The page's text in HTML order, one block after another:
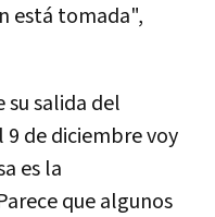
está tomada",
su salida del
9 de diciembre voy
es la
que algunos